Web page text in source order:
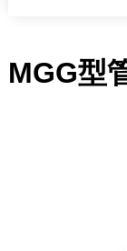
MGG型